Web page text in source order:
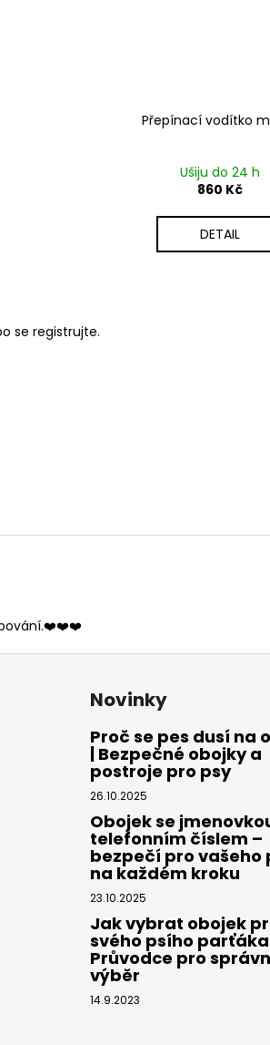
Přepínací vodítko
Ušiju do 24 h
860 Kč
DETAIL
se registrujte.
Novinky
Proč se pes dusí na
| Bezpečné obojky a
postroje pro psy
26.10.2025
Obojek se
telefonním číslem –
bezpečí pro vašeho
na každém kroku
23.10.2025
Jak vybrat obojek
svého psího
Průvodce pro
výběr
14.9.2023